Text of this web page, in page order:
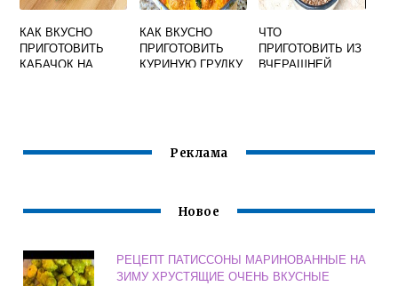
КАК ВКУСНО
ПРИГОТОВИТЬ
КАБАЧОК НА
КАК ВКУСНО
ПРИГОТОВИТЬ
КУРИНУЮ ГРУДКУ
ЧТО
ПРИГОТОВИТЬ ИЗ
ВЧЕРАШНЕЙ
Реклама
Новое
РЕЦЕПТ ПАТИССОНЫ МАРИНОВАННЫЕ НА
ЗИМУ ХРУСТЯЩИЕ ОЧЕНЬ ВКУСНЫЕ